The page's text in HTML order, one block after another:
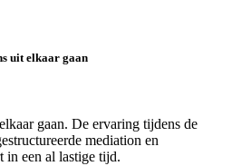
uit elkaar gaan
gaan. De ervaring tijdens de
mediation en
in een al lastige tijd.